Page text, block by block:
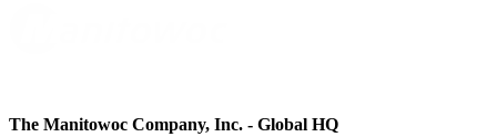
The Manitowoc Company, Inc. - Global HQ